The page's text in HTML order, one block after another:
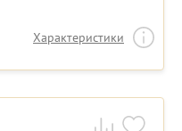
Характеристики